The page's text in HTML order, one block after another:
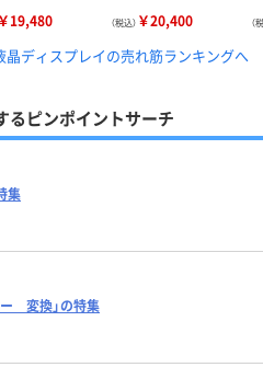
￥19,480 （税込） ￥20,400 （
ディスプレイの売れ筋ランキングへ
ピンポイントサーチ
集
変換」の特集